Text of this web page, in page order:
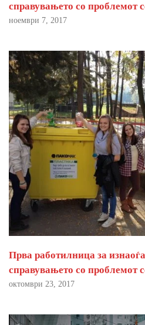
справувањето со проблемот
ноември 7, 2017
Прва работилница за
справувањето со проблемот
октомври 23, 2017